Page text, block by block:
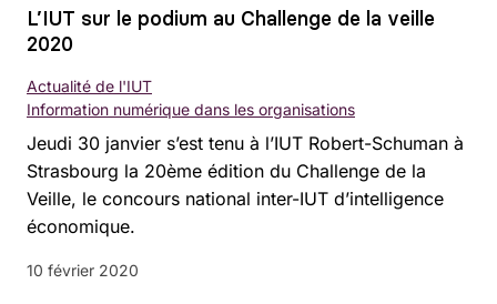
L’IUT sur le podium au Challenge de la veille
2020
Jeudi 30 janvier s’est tenu à l’IUT Robert-Schuman à
Strasbourg la 20ème édition du Challenge de la
Veille, le concours national inter-IUT d’intelligence
économique.
Actualité de l'IUT
Information numérique dans les organisations
10 février 2020